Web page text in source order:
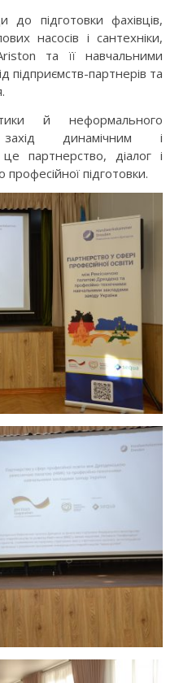
до підготовки фахівців,
насосів і сантехніки,
та її навчальними
підприємств-партнерів та
й неформального
динамічним і
це партнерство, діалог і
підготовки.